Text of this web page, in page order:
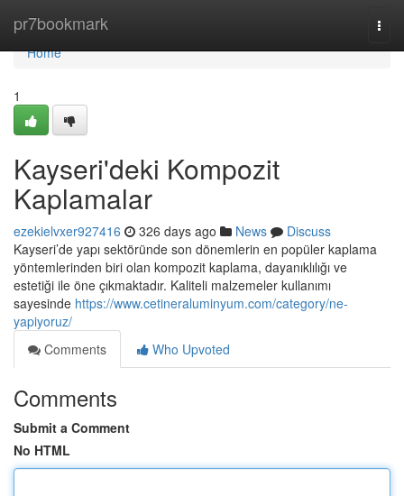
pr7bookmark
Home
Home
1
Kayseri'deki Kompozit
Kaplamalar
ezekielvxer927416 326 days ago News
Discuss
Kayseri’de yapı sektöründe son dönemlerin en popüler kaplama
yöntemlerinden biri olan kompozit kaplama, dayanıklılığı ve
estetiği ile öne çıkmaktadır. Kaliteli malzemeler kullanımı
sayesinde https://www.cetineraluminyum.com/category/ne-
yapiyoruz/
Comments
Who Upvoted
Comments
Submit a Comment
No HTML